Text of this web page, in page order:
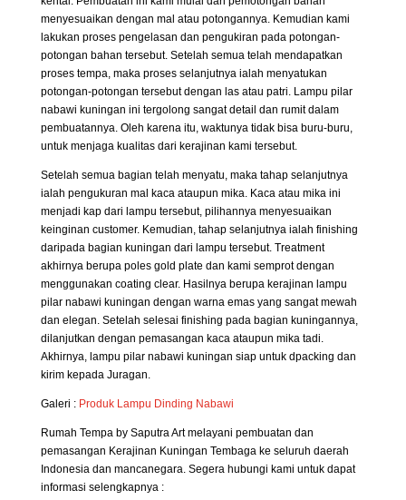
menyesuaikan dengan mal atau potongannya. Kemudian kami
lakukan proses pengelasan dan pengukiran pada potongan-
potongan bahan tersebut. Setelah semua telah mendapatkan
proses tempa, maka proses selanjutnya ialah menyatukan
potongan-potongan tersebut dengan las atau patri. Lampu pilar
nabawi kuningan ini tergolong sangat detail dan rumit dalam
pembuatannya. Oleh karena itu, waktunya tidak bisa buru-buru,
untuk menjaga kualitas dari kerajinan kami tersebut.
Setelah semua bagian telah menyatu, maka tahap selanjutnya
ialah pengukuran mal kaca ataupun mika. Kaca atau mika ini
menjadi kap dari lampu tersebut, pilihannya menyesuaikan
keinginan customer. Kemudian, tahap selanjutnya ialah finishing
daripada bagian kuningan dari lampu tersebut. Treatment
akhirnya berupa poles gold plate dan kami semprot dengan
menggunakan coating clear. Hasilnya berupa kerajinan lampu
pilar nabawi kuningan dengan warna emas yang sangat mewah
dan elegan. Setelah selesai finishing pada bagian kuningannya,
dilanjutkan dengan pemasangan kaca ataupun mika tadi.
Akhirnya, lampu pilar nabawi kuningan siap untuk dpacking dan
kirim kepada Juragan.
Galeri : Produk Lampu Dinding Nabawi
Rumah Tempa by Saputra Art melayani pembuatan dan
pemasangan Kerajinan Kuningan Tembaga ke seluruh daerah
Indonesia dan mancanegara. Segera hubungi kami untuk dapat
informasi selengkapnya :